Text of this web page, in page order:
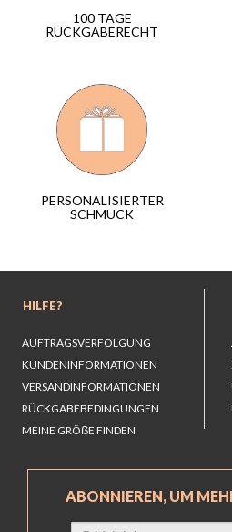
100 TAGE
RÜCKGABERECHT
PERSONALISIERTER
SCHMUCK
HILFE?
AUFTRAGSVERFOLGUNG
KUNDENINFORMATIONEN
VERSANDINFORMATIONEN
RÜCKGABEBEDINGUNGEN
MEINE GRÖẞE FINDEN
ABONNIEREN, UM